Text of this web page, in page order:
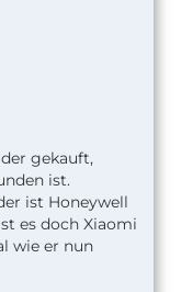
gekauft,
ist.
ist Honeywell
es doch Xiaomi
wie er nun